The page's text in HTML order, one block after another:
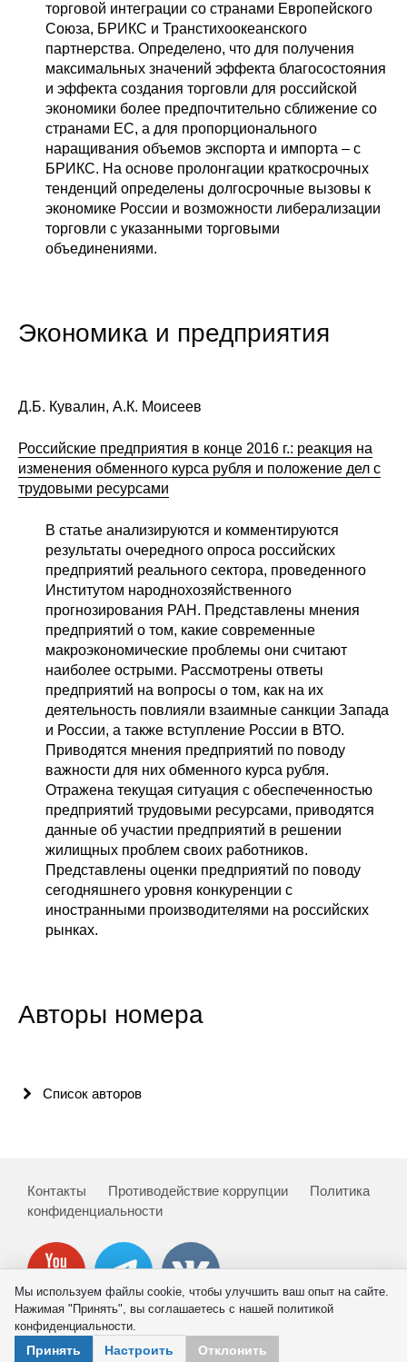
торговой интеграции со странами Европейского
Союза, БРИКС и Транстихоокеанского
партнерства. Определено, что для получения
максимальных значений эффекта благосостояния
и эффекта создания торговли для российской
экономики более предпочтительно сближение со
странами ЕС, а для пропорционального
наращивания объемов экспорта и импорта – с
БРИКС. На основе пролонгации краткосрочных
тенденций определены долгосрочные вызовы к
экономике России и возможности либерализации
торговли с указанными торговыми
объединениями.
Экономика и предприятия
Д.Б. Кувалин, А.К. Моисеев
Российские предприятия в конце 2016 г.: реакция на
изменения обменного курса рубля и положение дел с
трудовыми ресурсами
В статье анализируются и комментируются
результаты очередного опроса российских
предприятий реального сектора, проведенного
Институтом народнохозяйственного
прогнозирования РАН. Представлены мнения
предприятий о том, какие современные
макроэкономические проблемы они считают
наиболее острыми. Рассмотрены ответы
предприятий на вопросы о том, как на их
деятельность повлияли взаимные санкции Запада
и России, а также вступление России в ВТО.
Приводятся мнения предприятий по поводу
важности для них обменного курса рубля.
Отражена текущая ситуация с обеспеченностью
предприятий трудовыми ресурсами, приводятся
данные об участии предприятий в решении
жилищных проблем своих работников.
Представлены оценки предприятий по поводу
сегодняшнего уровня конкуренции с
иностранными производителями на российских
рынках.
Авторы номера
Список авторов
Контакты Противодействие коррупции
Политика
конфиденциальности
© 2026 ИНП РАН
Мы используем файлы cookie, чтобы улучшить ваш опыт на сайте.
Нажимая "Принять", вы соглашаетесь с нашей политикой
конфиденциальности.
Принять Настроить Отклонить